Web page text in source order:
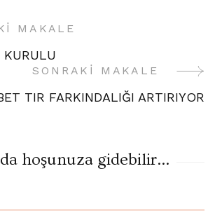
MAKALE
KURULU
SONRAKI MAKALE
TIR FARKINDALIĞI ARTIRIYOR
hoşunuza gidebilir...